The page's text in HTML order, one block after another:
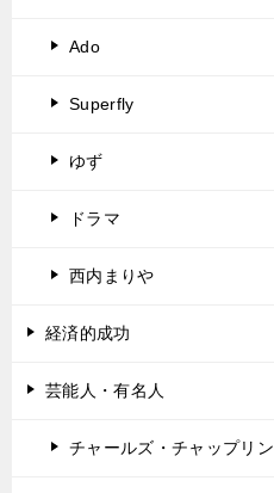
Ado
Superfly
ゆず
ドラマ
西内まりや
経済的成功
芸能人・有名人
チャールズ・チャップリン